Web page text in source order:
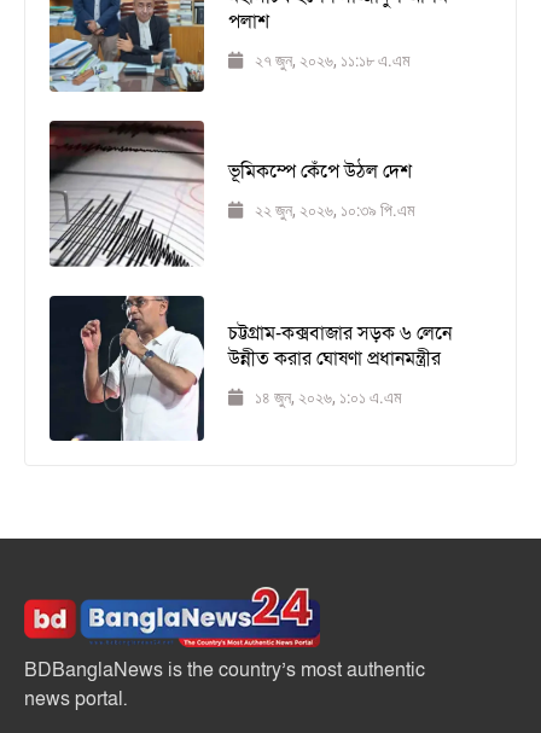
পলাশ
২৭ জুন, ২০২৬, ১১:১৮ এ.এম
ভূমিকম্পে কেঁপে উঠল দেশ
২২ জুন, ২০২৬, ১০:৩৯ পি.এম
চট্টগ্রাম-কক্সবাজার সড়ক ৬ লেনে
উন্নীত করার ঘোষণা প্রধানমন্ত্রীর
১৪ জুন, ২০২৬, ১:০১ এ.এম
BDBanglaNews is the country’s most authentic
news portal.